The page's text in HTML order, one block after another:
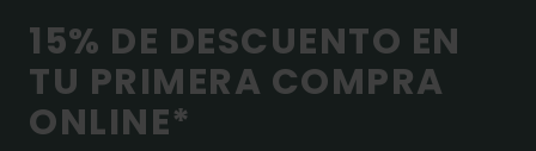
15% DE DESCUENTO EN
TU PRIMERA COMPRA
ONLINE*